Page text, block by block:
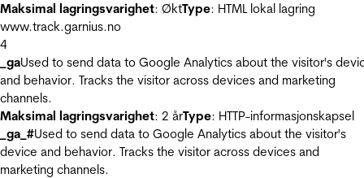
Maksimal lagringsvarighet: ØktType: HTML lokal lagring
www.track.garnius.no
4
_gaUsed to send data to Google Analytics about the visitor's
and behavior. Tracks the visitor across devices and marketing
channels.
Maksimal lagringsvarighet: 2 årType: HTTP-informasjonskapsel
_ga_#Used to send data to Google Analytics about the visitor's
device and behavior. Tracks the visitor across devices and
marketing channels.